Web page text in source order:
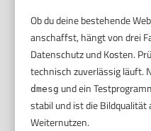
Ob du deine bestehende
anschaffst, hängt von drei
Datenschutz und Kosten.
technisch zuverlässig läuft.
dmesg und ein
stabil und ist die
Weiternutzen.